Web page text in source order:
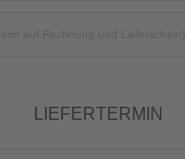
LIEFERTERMIN